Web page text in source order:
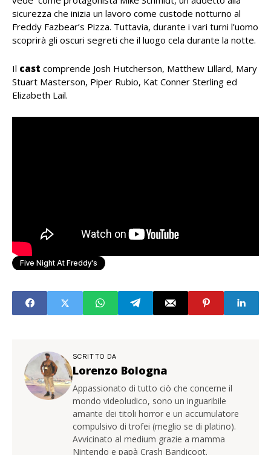
sicurezza che inizia un lavoro come custode notturno al
Freddy Fazbear’s Pizza. Tuttavia, durante i vari turni l’uomo
scoprirà gli oscuri segreti che il luogo cela durante la notte.
Il cast comprende Josh Hutcherson, Matthew Lillard, Mary
Stuart Masterson, Piper Rubio, Kat Conner Sterling ed
Elizabeth Lail.
Five Night At Freddy's
SCRITTO DA
Lorenzo Bologna
Appassionato di tutto ciò che concerne il
mondo videoludico, sono un inguaribile
amante dei titoli horror e un accumulatore
compulsivo di trofei (meglio se di platino).
Avvicinato al medium grazie a mamma
Nintendo e papà Crash Bandicoot.